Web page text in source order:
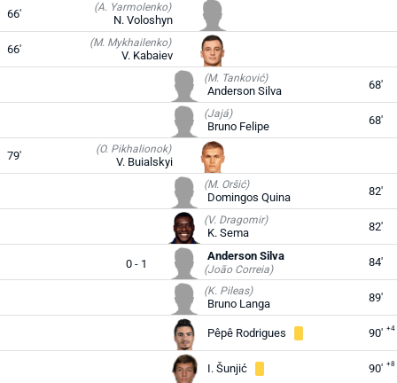
66' (A. Yarmolenko)
N. Voloshyn
66' (M. Mykhailenko)
V. Kabaiev
(M. Tanković)
Anderson Silva 68'
(Jajá)
Bruno Felipe 68'
79' (O. Pikhalionok)
V. Buialskyi
(M. Oršić)
Domingos Quina 82'
(V. Dragomir)
K. Sema 82'
0 - 1
Anderson Silva
(João Correia)
84'
(K. Pileas)
Bruno Langa 89'
Pêpê Rodrigues 90' +4
I. Šunjić 90' +8